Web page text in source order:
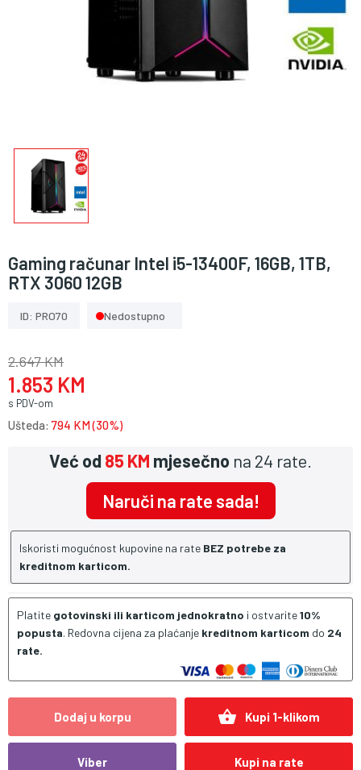
Gaming računar Intel i5-13400F, 16GB, 1TB,
RTX 3060 12GB
ID: PRO70 Nedostupno
2.647 KM
1.853 KM
s PDV-om
Ušteda: 794 KM (30%)
Već od85 KM mjesečno na 24 rate.
Naruči na rate sada!
Iskoristi mogućnost kupovine na rate BEZ potrebe za
kreditnom karticom.
Platite gotovinski ili karticom jednokratno i ostvarite10%
popusta. Redovna cijena za plaćanje kreditnom karticom do 24
rate.
Dodaj u korpu shopping_basket Kupi 1-klikom
Viber Kupi na rate